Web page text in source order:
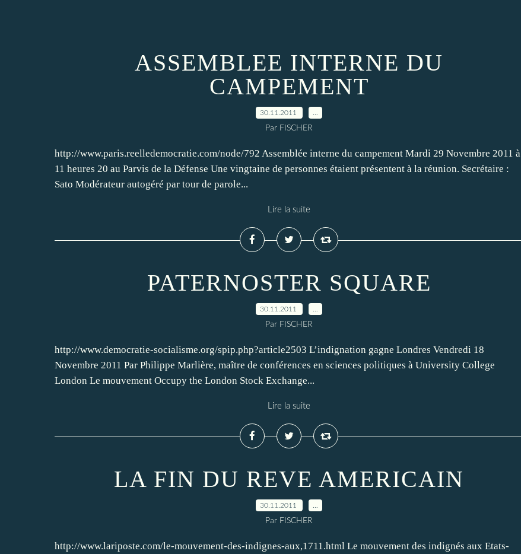
ASSEMBLEE INTERNE DU
CAMPEMENT
30.11.2011
Par FISCHER
http://www.paris.reelledemocratie.com/node/792 Assemblée interne du campement Mardi 29 Novembre 2011 à
11 heures 20 au Parvis de la Défense Une vingtaine de personnes étaient présentent à la réunion. Secrétaire :
Sato Modérateur autogéré par tour de parole...
Lire la suite
PATERNOSTER SQUARE
30.11.2011
Par FISCHER
http://www.democratie-socialisme.org/spip.php?article2503 L’indignation gagne Londres Vendredi 18
Novembre 2011 Par Philippe Marlière, maître de conférences en sciences politiques à University College
London Le mouvement Occupy the London Stock Exchange...
Lire la suite
LA FIN DU REVE AMERICAIN
30.11.2011
Par FISCHER
http://www.lariposte.com/le-mouvement-des-indignes-aux,1711.html Le mouvement des indignés aux Etats-